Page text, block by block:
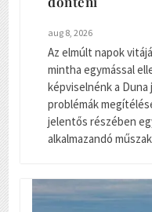
aug 8, 2026
Az elmúlt napok
mintha egymással
képviselnénk a Duna
problémák
jelentős részében
alkalmazandó